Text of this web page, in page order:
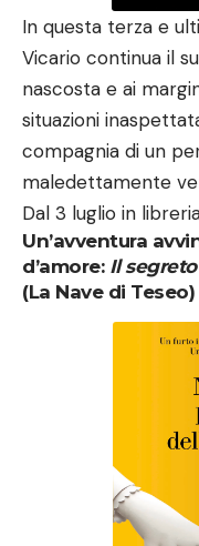
In questa terza e
Vicario continua il
nascosta e ai
situazioni
compagnia di un
maledettamente
Dal 3 luglio in
Un’avventura
d’amore: Il
(La Nave di Teseo)